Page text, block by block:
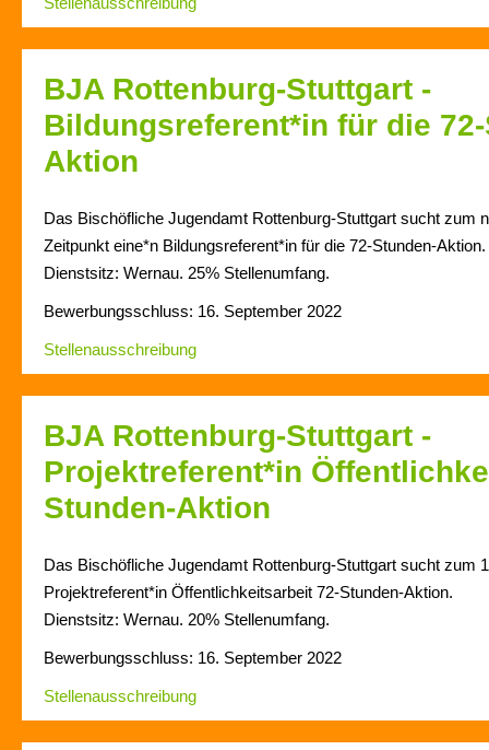
BJA Rottenburg-Stuttgart -
Bildungsreferent*in für die
Aktion
Das Bischöfliche Jugendamt Rottenburg-Stuttgart sucht zum
Zeitpunkt eine*n Bildungsreferent*in für die 72-Stunden-Aktion.
Dienstsitz: Wernau. 25% Stellenumfang.
Bewerbungsschluss: 16. September 2022
Stellenausschreibung
BJA Rottenburg-Stuttgart -
Projektreferent*in
Stunden-Aktion
Das Bischöfliche Jugendamt Rottenburg-Stuttgart sucht zum
Projektreferent*in Öffentlichkeitsarbeit 72-Stunden-Aktion.
Dienstsitz: Wernau. 20% Stellenumfang.
Bewerbungsschluss: 16. September 2022
Stellenausschreibung